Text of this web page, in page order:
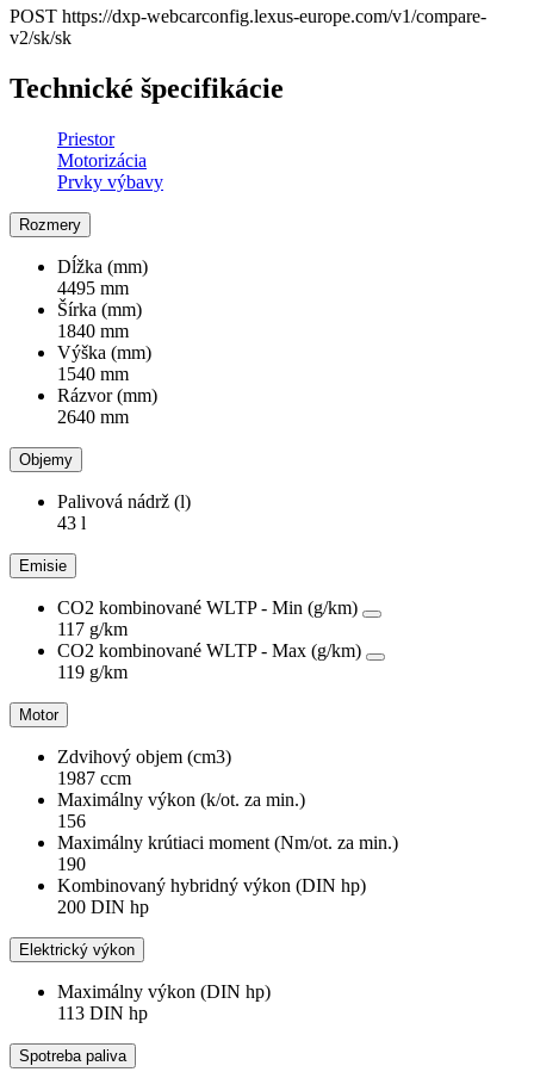
POST https://dxp-webcarconfig.lexus-europe.com/v1/compare-
v2/sk/sk
Technické špecifikácie
Priestor
Motorizácia
Prvky výbavy
Rozmery
Dĺžka (mm)
4495 mm
Šírka (mm)
1840 mm
Výška (mm)
1540 mm
Rázvor (mm)
2640 mm
Objemy
Palivová nádrž (l)
43 l
Emisie
CO2 kombinované WLTP - Min (g/km)
117 g/km
CO2 kombinované WLTP - Max (g/km)
119 g/km
Motor
Zdvihový objem (cm3)
1987 ccm
Maximálny výkon (k/ot. za min.)
156
Maximálny krútiaci moment (Nm/ot. za min.)
190
Kombinovaný hybridný výkon (DIN hp)
200 DIN hp
Elektrický výkon
Maximálny výkon (DIN hp)
113 DIN hp
Spotreba paliva